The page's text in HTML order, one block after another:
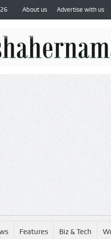
About us Advertise with us
Features Biz & Tech